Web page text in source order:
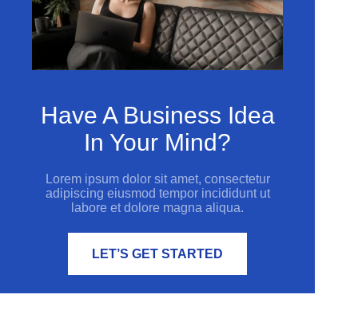
Have A Business Idea
In Your Mind?
Lorem ipsum dolor sit amet, consectetur
adipiscing eiusmod tempor incididunt ut
labore et dolore magna aliqua.
LET’S GET STARTED